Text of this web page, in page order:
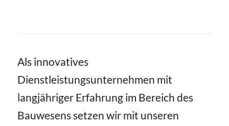
Als innovatives
Dienstleistungsunternehmen mit
langjähriger Erfahrung im Bereich des
Bauwesens setzen wir mit unseren